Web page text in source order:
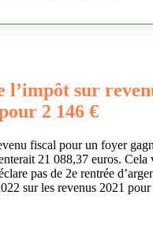
l’impôt sur
2 146 €
fiscal pour un foyer
21 088,37 euros.
pas de 2e rentrée
sur les revenus 2021 pour